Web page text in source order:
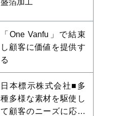
盛箔加工
「One Vanfu」で結束
し顧客に価値を提供す
る
日本標示株式会社■多
種多様な素材を駆使し
て顧客のニーズに応え